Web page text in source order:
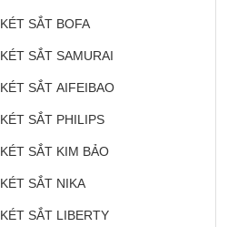
KÉT SẮT BOFA
KÉT SẮT SAMURAI
KÉT SẮT AIFEIBAO
KÉT SẮT PHILIPS
KÉT SẮT KIM BẢO
KÉT SẮT NIKA
KÉT SẮT LIBERTY